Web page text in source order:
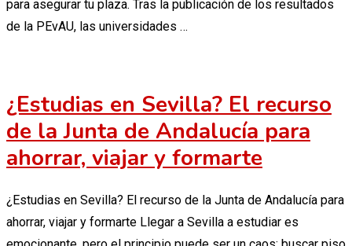
para asegurar tu plaza. Tras la publicación de los resultados
de la PEvAU, las universidades …
¿Estudias en Sevilla? El recurso
de la Junta de Andalucía para
ahorrar, viajar y formarte
¿Estudias en Sevilla? El recurso de la Junta de Andalucía para
ahorrar, viajar y formarte Llegar a Sevilla a estudiar es